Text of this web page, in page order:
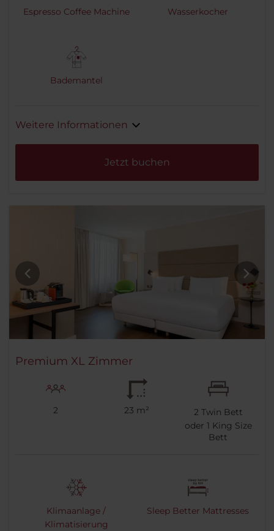
Espresso Coffee Machine Wasserkocher
Bademantel
Weitere Informationen
Jetzt buchen
Premium XL Zimmer
2 23 m² 2 Twin Bett
oder 1 King Size
Bett
Klimaanlage /
Klimatisierung
Sleep Better Mattresses